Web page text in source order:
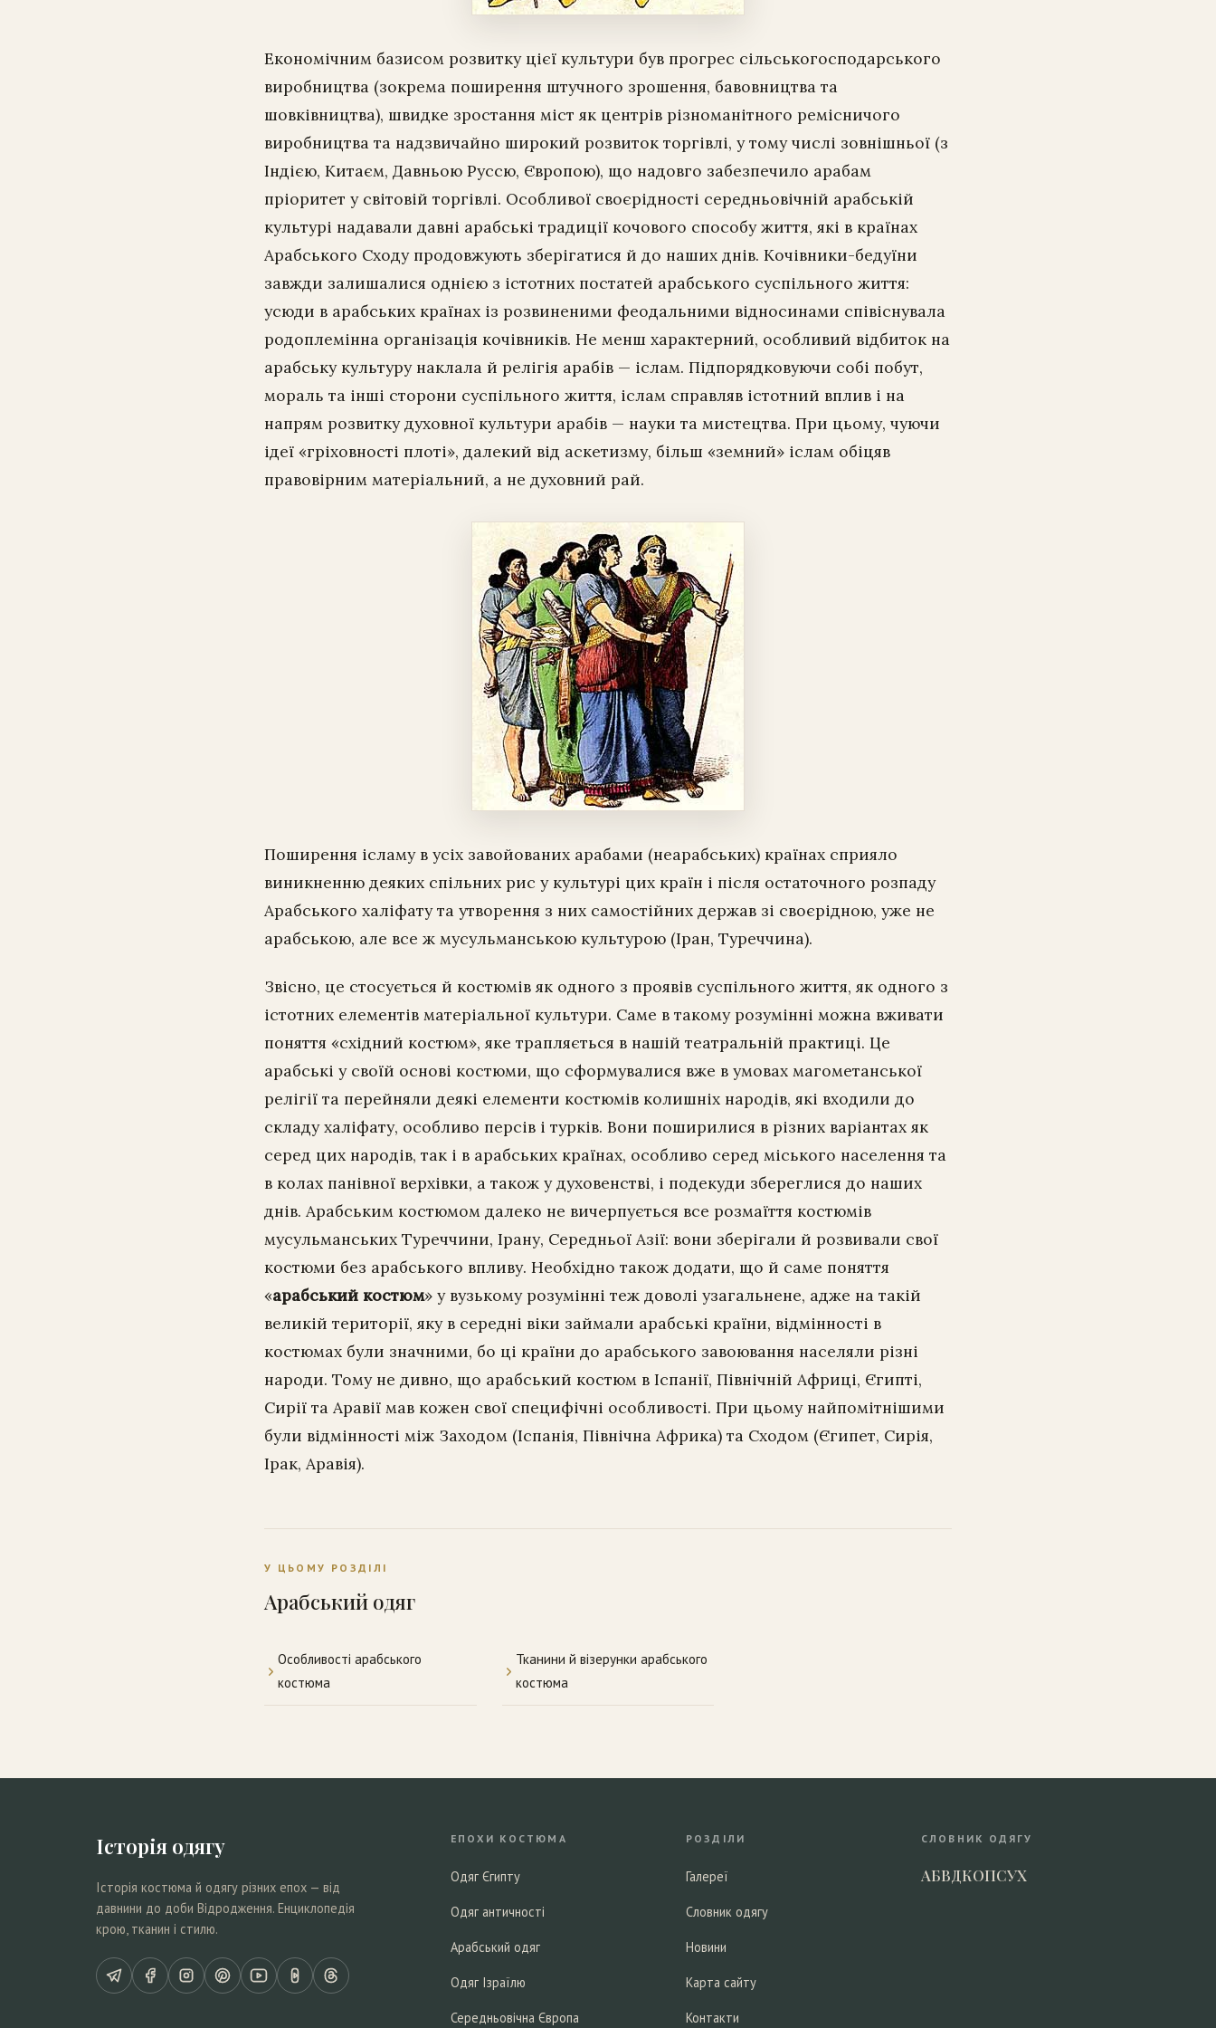
Економічним базисом розвитку цієї культури був прогрес сільськогосподарського
виробництва (зокрема поширення штучного зрошення, бавовництва та
шовківництва), швидке зростання міст як центрів різноманітного ремісничого
виробництва та надзвичайно широкий розвиток торгівлі, у тому числі зовнішньої (з
Індією, Китаєм, Давньою Руссю, Європою), що надовго забезпечило арабам
пріоритет у світовій торгівлі. Особливої своєрідності середньовічній арабській
культурі надавали давні арабські традиції кочового способу життя, які в країнах
Арабського Сходу продовжують зберігатися й до наших днів. Кочівники-бедуїни
завжди залишалися однією з істотних постатей арабського суспільного життя:
усюди в арабських країнах із розвиненими феодальними відносинами співіснувала
родоплемінна організація кочівників. Не менш характерний, особливий відбиток на
арабську культуру наклала й релігія арабів — іслам. Підпорядковуючи собі побут,
мораль та інші сторони суспільного життя, іслам справляв істотний вплив і на
напрям розвитку духовної культури арабів — науки та мистецтва. При цьому, чуючи
ідеї «гріховності плоті», далекий від аскетизму, більш «земний» іслам обіцяв
правовірним матеріальний, а не духовний рай.
Поширення ісламу в усіх завойованих арабами (неарабських) країнах сприяло
виникненню деяких спільних рис у культурі цих країн і після остаточного розпаду
Арабського халіфату та утворення з них самостійних держав зі своєрідною, уже не
арабською, але все ж мусульманською культурою (Іран, Туреччина).
Звісно, це стосується й костюмів як одного з проявів суспільного життя, як одного з
істотних елементів матеріальної культури. Саме в такому розумінні можна вживати
поняття «східний костюм», яке трапляється в нашій театральній практиці. Це
арабські у своїй основі костюми, що сформувалися вже в умовах магометанської
релігії та перейняли деякі елементи костюмів колишніх народів, які входили до
складу халіфату, особливо персів і турків. Вони поширилися в різних варіантах як
серед цих народів, так і в арабських країнах, особливо серед міського населення та
в колах панівної верхівки, а також у духовенстві, і подекуди збереглися до наших
днів. Арабським костюмом далеко не вичерпується все розмаїття костюмів
мусульманських Туреччини, Ірану, Середньої Азії: вони зберігали й розвивали свої
костюми без арабського впливу. Необхідно також додати, що й саме поняття
«арабський костюм» у вузькому розумінні теж доволі узагальнене, адже на такій
великій території, яку в середні віки займали арабські країни, відмінності в
костюмах були значними, бо ці країни до арабського завоювання населяли різні
народи. Тому не дивно, що арабський костюм в Іспанії, Північній Африці, Єгипті,
Сирії та Аравії мав кожен свої специфічні особливості. При цьому найпомітнішими
були відмінності між Заходом (Іспанія, Північна Африка) та Сходом (Єгипет, Сирія,
Ірак, Аравія).
У ЦЬОМУ РОЗДІЛІ
Арабський одяг
Особливості арабського
костюма
Тканини й візерунки арабського
костюма
Історія одягу
Історія костюма й одягу різних епох — від
давнини до доби Відродження. Енциклопедія
крою, тканин і стилю.
ЕПОХИ КОСТЮМА
Одяг Єгипту
Одяг античності
Арабський одяг
Одяг Ізраїлю
Середньовічна Європа
РОЗДІЛИ
Галереї
Словник одягу
Новини
Карта сайту
Контакти
СЛОВНИК ОДЯГУ
АБВДКОПСУХ